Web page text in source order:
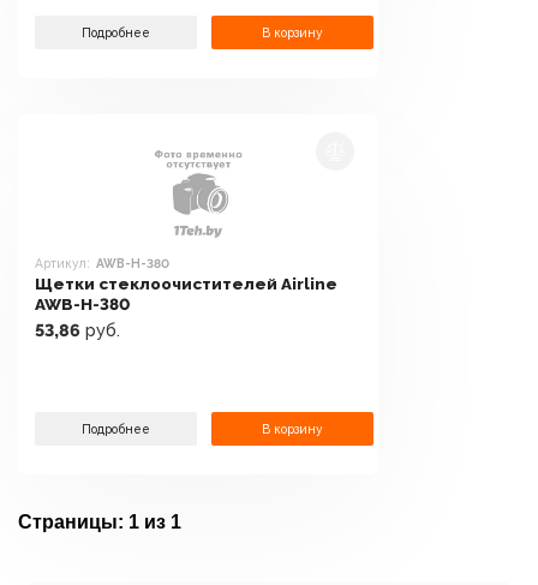
Подробнее В корзину
Артикул: AWB-H-380
Щетки стеклоочистителей Airline
AWB-H-380
53,86 руб.
Подробнее В корзину
Страницы: 1 из 1